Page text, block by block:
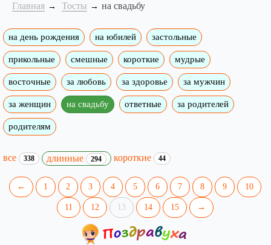
Главная Тосты на свадьбу
на день рождения на юбилей застольные
прикольные смешные короткие мудрые
восточные за любовь за здоровье за мужчин
за женщин на свадьбу ответные за родителей
родителям
все 338 длинные 294 короткие 44
← 1 2 3 4 5 6 7 8 9 10
11 12 13 14 15 →